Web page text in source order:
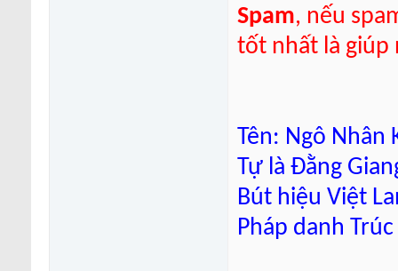
Spam, nếu
tốt nhất là giúp
Tên: Ngô Nhân
Tự là Đằng
Bút hiệu Việt
Pháp danh